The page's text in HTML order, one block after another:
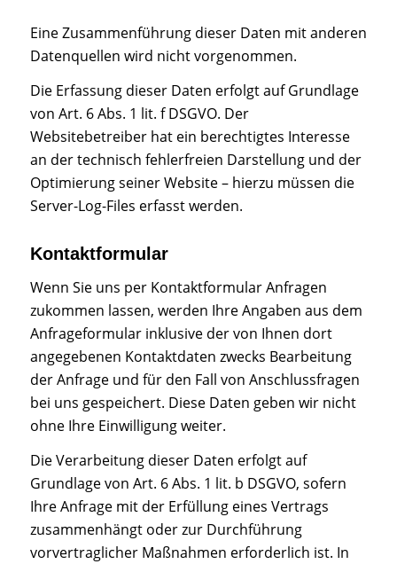
Eine Zusammenführung dieser Daten mit anderen
Datenquellen wird nicht vorgenommen.
Die Erfassung dieser Daten erfolgt auf Grundlage
von Art. 6 Abs. 1 lit. f DSGVO. Der
Websitebetreiber hat ein berechtigtes Interesse
an der technisch fehlerfreien Darstellung und der
Optimierung seiner Website – hierzu müssen die
Server-Log-Files erfasst werden.
Kontaktformular
Wenn Sie uns per Kontaktformular Anfragen
zukommen lassen, werden Ihre Angaben aus dem
Anfrageformular inklusive der von Ihnen dort
angegebenen Kontaktdaten zwecks Bearbeitung
der Anfrage und für den Fall von Anschlussfragen
bei uns gespeichert. Diese Daten geben wir nicht
ohne Ihre Einwilligung weiter.
Die Verarbeitung dieser Daten erfolgt auf
Grundlage von Art. 6 Abs. 1 lit. b DSGVO, sofern
Ihre Anfrage mit der Erfüllung eines Vertrags
zusammenhängt oder zur Durchführung
vorvertraglicher Maßnahmen erforderlich ist. In